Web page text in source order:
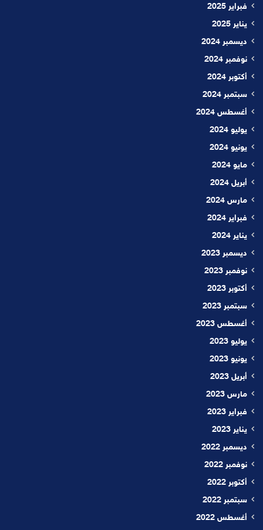
فبراير 2025
يناير 2025
ديسمبر 2024
نوفمبر 2024
أكتوبر 2024
سبتمبر 2024
أغسطس 2024
يوليو 2024
يونيو 2024
مايو 2024
أبريل 2024
مارس 2024
فبراير 2024
يناير 2024
ديسمبر 2023
نوفمبر 2023
أكتوبر 2023
سبتمبر 2023
أغسطس 2023
يوليو 2023
يونيو 2023
أبريل 2023
مارس 2023
فبراير 2023
يناير 2023
ديسمبر 2022
نوفمبر 2022
أكتوبر 2022
سبتمبر 2022
أغسطس 2022